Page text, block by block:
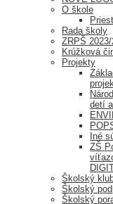
O škole
Rada školy
ZRPŠ
Krúžková
Projekty
detí
Iné
ZŠ
Školský
Školský
Školský